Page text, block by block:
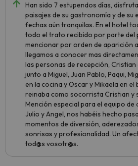
Han sido 7 estupendos días,
paisajes de su gastronomía y de su
fechas aún tranquilas. En el hotel
todo el trato recibido por parte del
mencionar por orden de aparición
llegamos a conocer mas
las personas de recepción,
junto a Miguel, Juan Pablo, Paqui,
en la cocina y Oscar y Mikaela en
reinaba como socorrista Cristian y
Mención especial para el equipo de
Julio y Angel, nos habéis hecho
momentos de diversión,
sonrisas y profesionalidad. Un
tod@s vosotr@s.